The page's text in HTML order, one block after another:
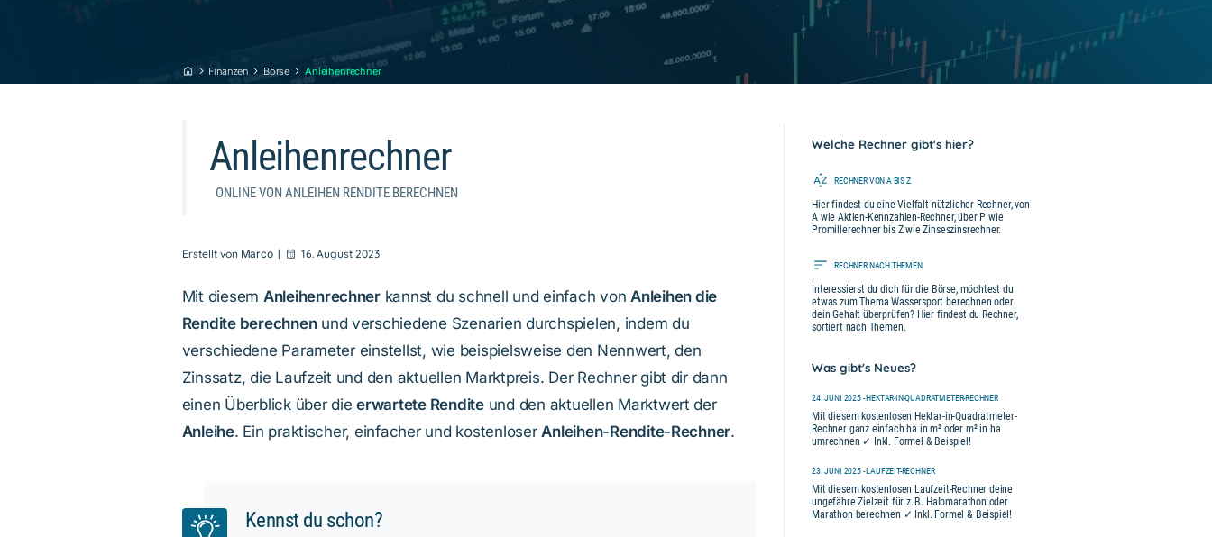
Finanzen Börse Anleihenrechner
Anleihenrechner
ONLINE VON ANLEIHEN RENDITE BERECHNEN
Erstellt von Marco | 16. August 2023
Mit diesem Anleihenrechnerkannst du schnell und einfach vonAnleihen die
Rendite berechnenund verschiedene Szenarien durchspielen, indem du
verschiedene Parameter einstellst, wie beispielsweise den Nennwert, den
Zinssatz, die Laufzeit und den aktuellen Marktpreis. Der Rechner gibt dir dann
einen Überblick über dieerwartete Renditeund den aktuellen Marktwert der
Anleihe. Ein praktischer, einfacher und kostenloserAnleihen-Rendite-Rechner.
Kennst du schon?
Welche Rechner gibt's hier?
RECHNER VON A BIS Z
Hier findest du eine Vielfalt nützlicher Rechner, von
A wie Aktien-Kennzahlen-Rechner, über P wie
Promillerechner bis Z wie Zinseszinsrechner.
RECHNER NACH THEMEN
Interessierst du dich für die Börse, möchtest du
etwas zum Thema Wassersport berechnen oder
dein Gehalt überprüfen? Hier findest du Rechner,
sortiert nach Themen.
Was gibt's Neues?
24. JUNI 2025 - HEKTAR-IN-QUADRATMETER-RECHNER
Mit diesem kostenlosen Hektar-in-Quadratmeter-
Rechner ganz einfach ha in m² oder m² in ha
umrechnen ✓ Inkl. Formel & Beispiel!
23. JUNI 2025 - LAUFZEIT-RECHNER
Mit diesem kostenlosen Laufzeit-Rechner deine
ungefähre Zielzeit für z. B. Halbmarathon oder
Marathon berechnen ✓ Inkl. Formel & Beispiel!